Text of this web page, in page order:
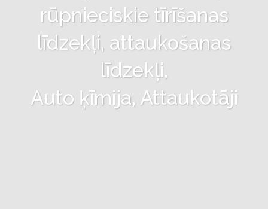
rūpnieciskie tīrīšanas
līdzekļi, attaukošanas
līdzekļi,
Auto ķīmija, Attaukotāji